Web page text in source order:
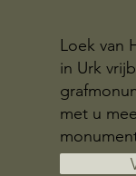
Loek van
in Urk
met u